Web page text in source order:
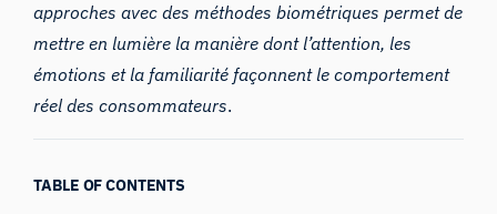
approches avec des méthodes biométriques permet de
mettre en lumière la manière dont l’attention, les
émotions et la familiarité façonnent le comportement
réel des consommateurs.
TABLE OF CONTENTS